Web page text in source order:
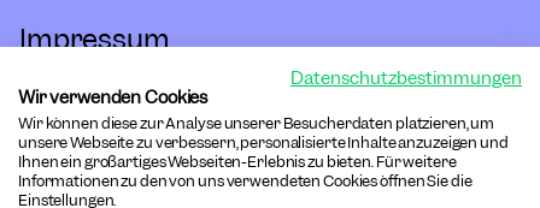
Impressum
Hausordnung
Barrierefreiheit
Datenschutz
Datenschutzbestimmungen
Wir verwenden Cookies
Wir können diese zur Analyse unserer Besucherdaten platzieren, um
unsere Webseite zu verbessern, personalisierte Inhalte anzuzeigen und
Ihnen ein großartiges Webseiten-Erlebnis zu bieten. Für weitere
Informationen zu den von uns verwendeten Cookies öffnen Sie die
Einstellungen.